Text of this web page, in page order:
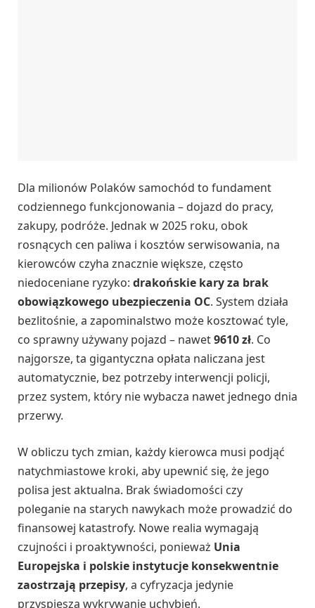
Dla milionów Polaków samochód to fundament
codziennego funkcjonowania – dojazd do pracy,
zakupy, podróże. Jednak w 2025 roku, obok
rosnących cen paliwa i kosztów serwisowania, na
kierowców czyha znacznie większe, często
niedoceniane ryzyko: drakońskie kary za brak
obowiązkowego ubezpieczenia OC. System działa
bezlitośnie, a zapominalstwo może kosztować tyle,
co sprawny używany pojazd – nawet9610 zł. Co
najgorsze, ta gigantyczna opłata naliczana jest
automatycznie, bez potrzeby interwencji policji,
przez system, który nie wybacza nawet jednego dnia
przerwy.
W obliczu tych zmian, każdy kierowca musi podjąć
natychmiastowe kroki, aby upewnić się, że jego
polisa jest aktualna. Brak świadomości czy
poleganie na starych nawykach może prowadzić do
finansowej katastrofy. Nowe realia wymagają
czujności i proaktywności, ponieważ Unia
Europejska i polskie instytucje konsekwentnie
zaostrzają przepisy, a cyfryzacja jedynie
przyspiesza wykrywanie uchybień.